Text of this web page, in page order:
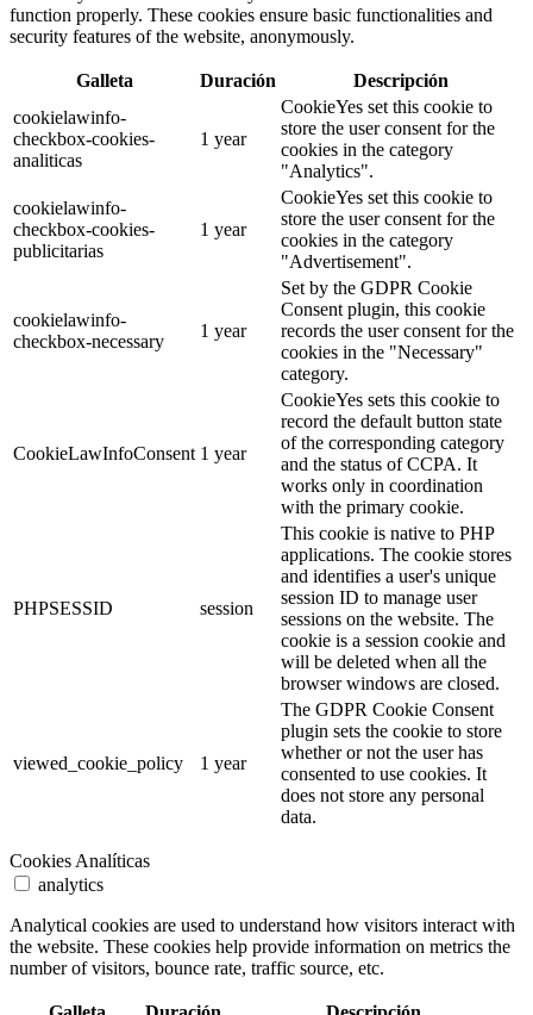
function properly. These cookies ensure basic functionalities and
security features of the website, anonymously.
Galleta Duración
Descripción
cookielawinfo-
checkbox-cookies-
analiticas
1 year
CookieYes set this cookie to
store the user consent for the
cookies in the category
"Analytics".
cookielawinfo-
checkbox-cookies-
publicitarias
1 year
CookieYes set this cookie to
store the user consent for the
cookies in the category
"Advertisement".
cookielawinfo-
checkbox-necessary
1 year
Set by the GDPR Cookie
Consent plugin, this cookie
records the user consent for the
cookies in the "Necessary"
category.
CookieLawInfoConsent 1 year
CookieYes sets this cookie to
record the default button state
of the corresponding category
and the status of CCPA. It
works only in coordination
with the primary cookie.
PHPSESSID session
This cookie is native to PHP
applications. The cookie stores
and identifies a user's unique
session ID to manage user
sessions on the website. The
cookie is a session cookie and
will be deleted when all the
browser windows are closed.
viewed_cookie_policy 1 year
The GDPR Cookie Consent
plugin sets the cookie to store
whether or not the user has
consented to use cookies. It
does not store any personal
data.
Cookies Analíticas
analytics
Analytical cookies are used to understand how visitors interact with
the website. These cookies help provide information on metrics the
number of visitors, bounce rate, traffic source, etc.